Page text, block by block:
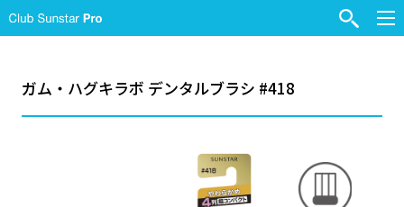
ガム・ハグキラボ デンタルブラシ #418